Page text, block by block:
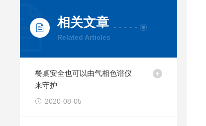
相关文章
Related Articles
餐桌安全也可以由气相色谱仪
来守护
2020-08-05